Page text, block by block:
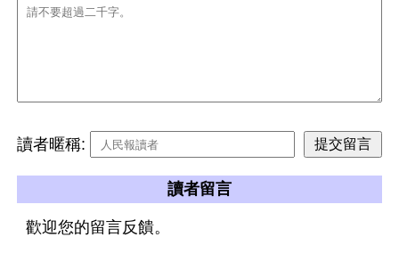
讀者暱稱:
讀者留言
歡迎您的留言反饋。